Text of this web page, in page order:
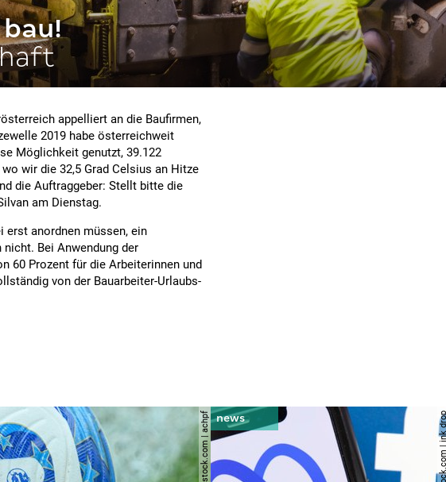
appelliert an die Baufirmen,
2019 habe österreichweit
Möglichkeit genutzt, 39.122
wir die 32,5 Grad Celsius an Hitze
die Auftraggeber: Stellt bitte die
am Dienstag.
erst anordnen müssen, ein
Bei Anwendung der
60 Prozent für die Arbeiterinnen und
von der Bauarbeiter-Urlaubs-